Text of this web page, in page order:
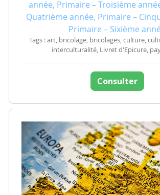
année, Primaire – Troisième
Quatrième année, Primaire –
Primaire – Sixième
Tags : art, bricolage, bricolages, culture,
interculturalité, Livret d'Epicure,
Consulter